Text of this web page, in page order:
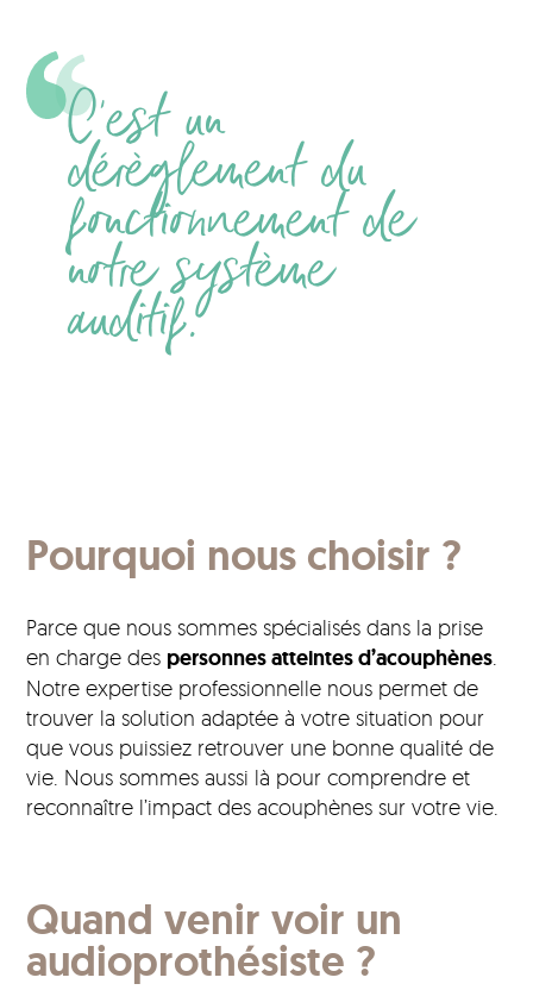
C'est un
dérèglement du
fonctionnement de
notre système
auditif.
Pourquoi nous choisir ?
Parce que nous sommes spécialisés dans la prise
en charge des personnes atteintes d’acouphènes
Notre expertise professionnelle nous permet de
trouver la solution adaptée à votre situation pour
que vous puissiez retrouver une bonne qualité de
vie. Nous sommes aussi là pour comprendre et
reconnaître l’impact des acouphènes sur votre vie.
Quand venir voir un
audioprothésiste ?